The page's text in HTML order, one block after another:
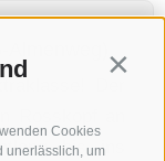
Cookies
unerlässlich, um
Der
Rosskopf an
bis ins